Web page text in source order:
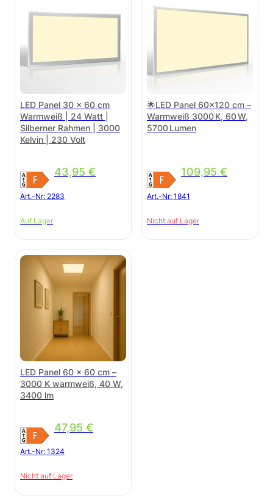
LED Panel 30 x 60 cm
Warmweiß | 24 Watt |
Silberner Rahmen | 3000
Kelvin | 230 Volt
43,95 €
Art.-Nr: 2283
Auf Lager
🌟LED Panel 60×120 cm –
Warmweiß 3000 K, 60 W,
5700 Lumen
109,95 €
Art.-Nr: 1841
Nicht auf Lager
LED Panel 60 × 60 cm –
3000 K warmweiß, 40 W,
3400 lm
47,95 €
Art.-Nr: 1324
Nicht auf Lager